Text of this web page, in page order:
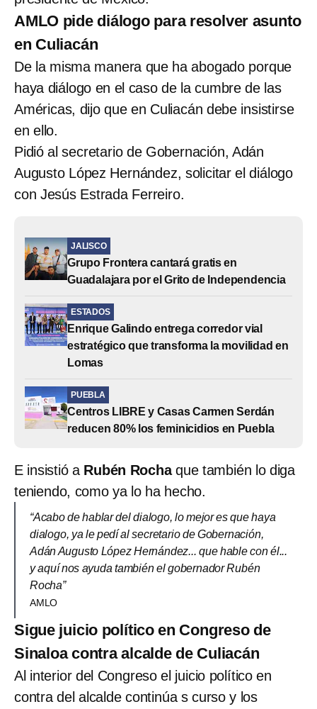
AMLO pide diálogo para resolver asunto
en Culiacán
De la misma manera que ha abogado porque
haya diálogo en el caso de la cumbre de las
Américas, dijo que en Culiacán debe insistirse
en ello.
Pidió al secretario de Gobernación, Adán
Augusto López Hernández, solicitar el diálogo
con Jesús Estrada Ferreiro.
JALISCO
Grupo Frontera cantará gratis en
Guadalajara por el Grito de Independencia
ESTADOS
Enrique Galindo entrega corredor vial
estratégico que transforma la movilidad en
Lomas
PUEBLA
Centros LIBRE y Casas Carmen Serdán
reducen 80% los feminicidios en Puebla
E insistió aRubén Rochaque también lo diga
teniendo, como ya lo ha hecho.
“Acabo de hablar del dialogo, lo mejor es que haya
dialogo, ya le pedí al secretario de Gobernación,
Adán Augusto López Hernández... que hable con él...
y aquí nos ayuda también el gobernador Rubén
Rocha”
AMLO
Sigue juicio político en Congreso de
Sinaloa contra alcalde de Culiacán
Al interior del Congreso el juicio político en
contra del alcalde continúa s curso y los